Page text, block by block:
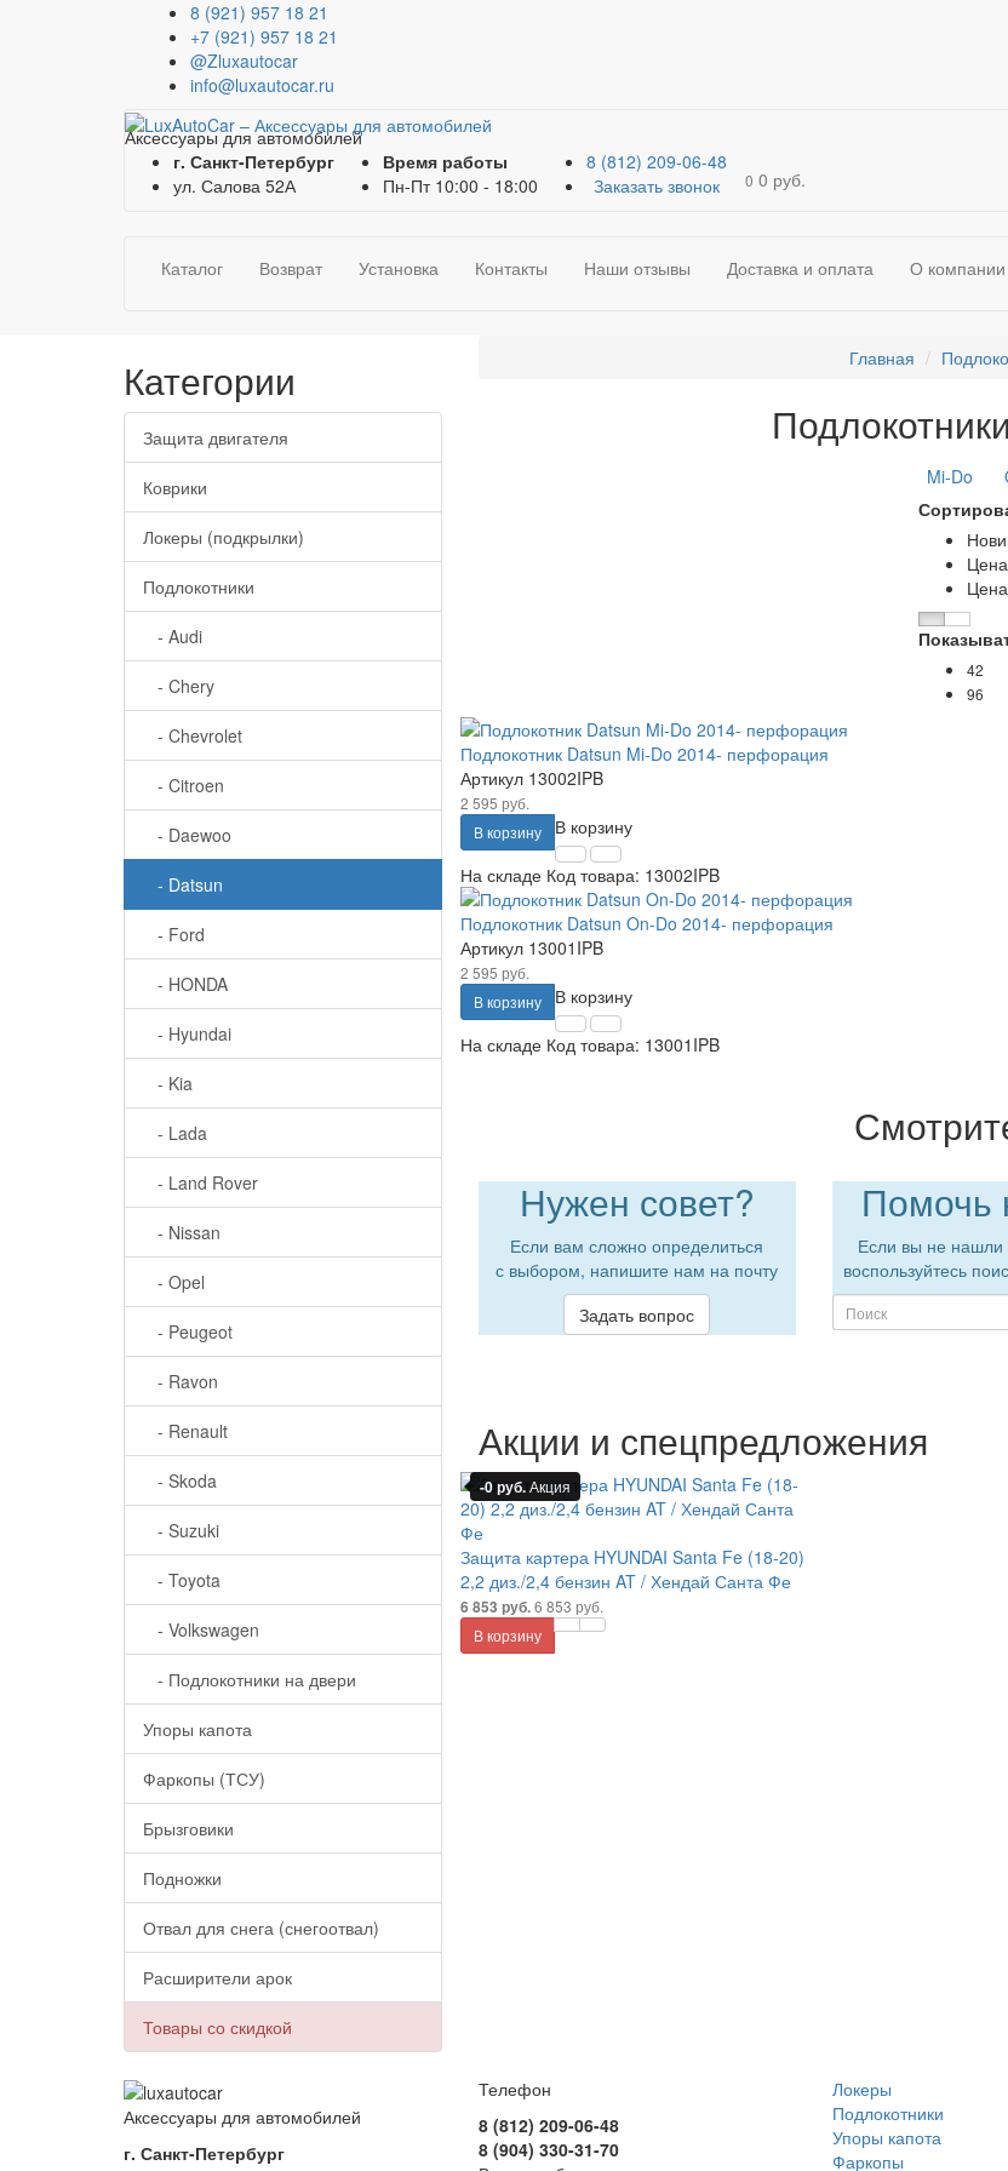
8 (921) 957 18 21
+7 (921) 957 18 21
@Zluxautocar
info@luxautocar.ru
Аксессуары для автомобилей
г. Санкт-Петербург
ул. Салова 52А
Время работы
Пн-Пт 10:00 - 18:00
8 (812) 209-06-48
Заказать звонок
0 0 руб.
Каталог Возврат Установка Контакты Наши отзывы Доставка и оплата О компании
Категории
Защита двигателя
Коврики
Локеры (подкрылки)
Подлокотники
- Audi
- Chery
- Chevrolet
- Citroen
- Daewoo
- Datsun
- Ford
- HONDA
- Hyundai
- Kia
- Lada
- Land Rover
- Nissan
- Opel
- Peugeot
- Ravon
- Renault
- Skoda
- Suzuki
- Toyota
- Volkswagen
- Подлокотники на двери
Упоры капота
Фаркопы (ТСУ)
Брызговики
Подножки
Отвал для снега (снегоотвал)
Расширители арок
Товары со скидкой
Главная
Mi-Do
42
96
Подлокотник Datsun Mi-Do 2014- перфорация
Артикул 13002IPB
2 595 руб.
В корзину
В корзину
На складе Код товара: 13002IPB
Подлокотник Datsun On-Do 2014- перфорация
Артикул 13001IPB
2 595 руб.
В корзину
В корзину
На складе Код товара: 13001IPB
Нужен совет?
Если вам сложно определиться
с выбором, напишите нам на почту
Задать вопрос
Помочь
Если вы не нашли
воспользуйтесь
Акции и спецпредложения
-0 руб.Акция
Защита картера HYUNDAI Santa Fe (18-20)
2,2 диз./2,4 бензин AT / Хендай Санта Фе
6 853 руб. 6 853 руб.
В корзину
Аксессуары для автомобилей
г. Санкт-Петербург
Телефон
8 (812) 209-06-48
8 (904) 330-31-70
Локеры
Подлокотники
Упоры капота
Фаркопы